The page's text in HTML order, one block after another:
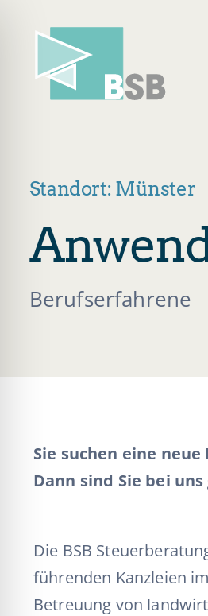
content
Standort: Münster
Berufserfahrene
Sie suchen eine
Dann sind Sie bei
Die BSB
führenden Kanzleien
Betreuung von